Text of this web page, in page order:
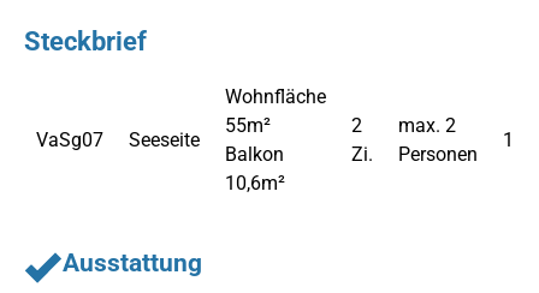
Steckbrief
VaSg07 Seeseite
Wohnfläche
55m²
Balkon
10,6m²
2
Zi.
max. 2
Personen
Ausstattung